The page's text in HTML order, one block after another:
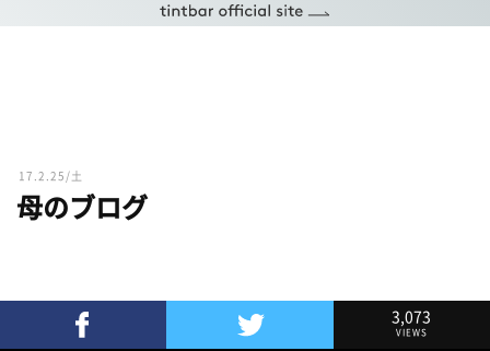
17.2.25/土
母のブログ
3,073
VIEWS